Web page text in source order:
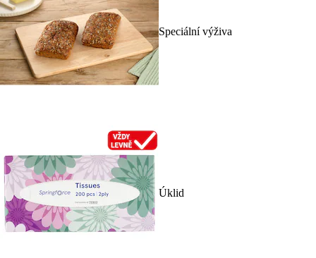
Speciální výživa
Úklid